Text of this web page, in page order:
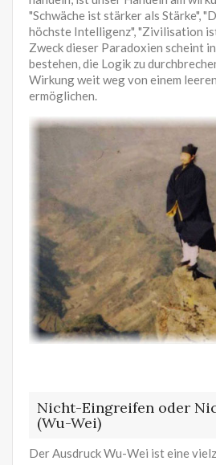
"Schwäche ist stärker als Stärke",
höchste Intelligenz", "Zivilisation
Zweck dieser Paradoxien scheint
bestehen, die Logik zu
Wirkung weit weg von einem
ermöglichen.
Nicht-Eingreifen oder
(Wu-Wei)
Der Ausdruck Wu-Wei ist eine